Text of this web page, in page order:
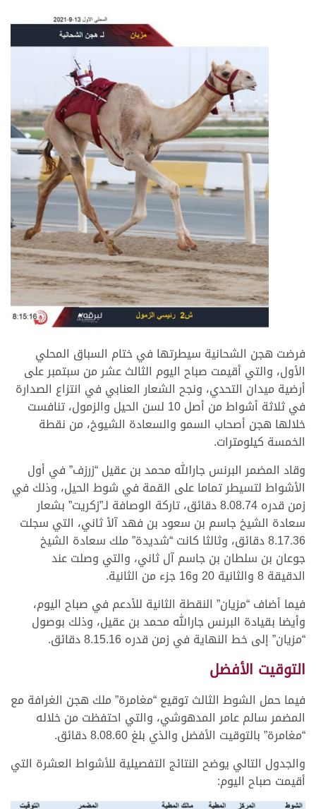
فرضت هجن الشحانية سيطرتها في ختام السباق المحلي
الأول، والتي أقيمت صباح اليوم الثالث عشر من سبتمبر على
أرضية ميدان التحدي، ونجح الشعار العنابي في انتزاع الصدارة
في ثلاثة أشواط من أصل 10 لسن الحيل والزمول، تنافست
خلالها هجن أصحاب السمو والسعادة الشيوخ، من نقطة
الخمسة كيلومترات.
وقاد المضمر البرنس جارالله محمد بن عقيل “زرزف” في أول
الأشواط لتسيطر تماما على القمة في شوط الحيل، وذلك في
زمن قدره 8.08.74 دقائق، تاركة الوصافة لـ”زكريت” بشعار
سعادة الشيخ جاسم بن سعود بن فهد آلأ ثاني، التي سجلت
8.17.36 دقائق، وثالثا كانت “شديدة” ملك سعادة الشيخ
جوعان بن سلطان بن جاسم آل ثاني، والتي وصلت عند
الدقيقة 8 والثانية 20 و16 جزء من الثانية.
فيما أضاف “مزيان” النقطة الثانية للأدعم في صباح اليوم،
وأيضا بقيادة البرنس جارالله محمد بن عقيل، وذلك بوصول
“مزيان” إلى خط النهاية في زمن قدره 8.15.16 دقائق.
التوقيت الأفضل
فيما حمل الشوط الثالث توقيع “مغامرة” ملك هجن الغرافة مع
المضمر سالم عامر المدهوشي، والتي احتفظت من خلاله
“مغامرة” بالتوقيت الأفضل والذي بلغ 8.08.60 دقائق.
والجدول التالي يوضح النتائج التفصيلية للأشواط العشرة التي
أقيمت صباح اليوم: